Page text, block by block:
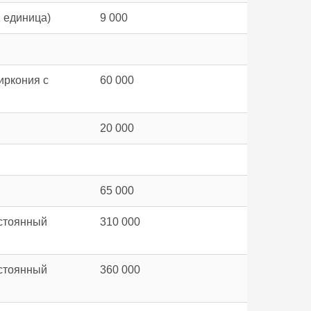
единица) 9 000
с 60 000
20 000
65 000
310 000
360 000